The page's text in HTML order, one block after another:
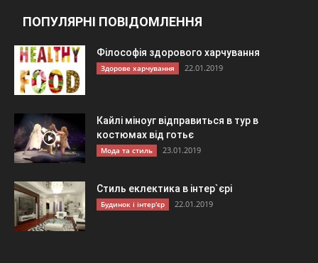
ПОПУЛЯРНІ ПОВІДОМЛЕННЯ
Філософія здорового харчування
Здорове харчування 22.01.2019
Кайлі міноуг відправиться в тур в
костюмах від готьє
Мода та стиль 23.01.2019
Стиль еклектика в інтер`єрі
Будинок і інтер'єр 22.01.2019